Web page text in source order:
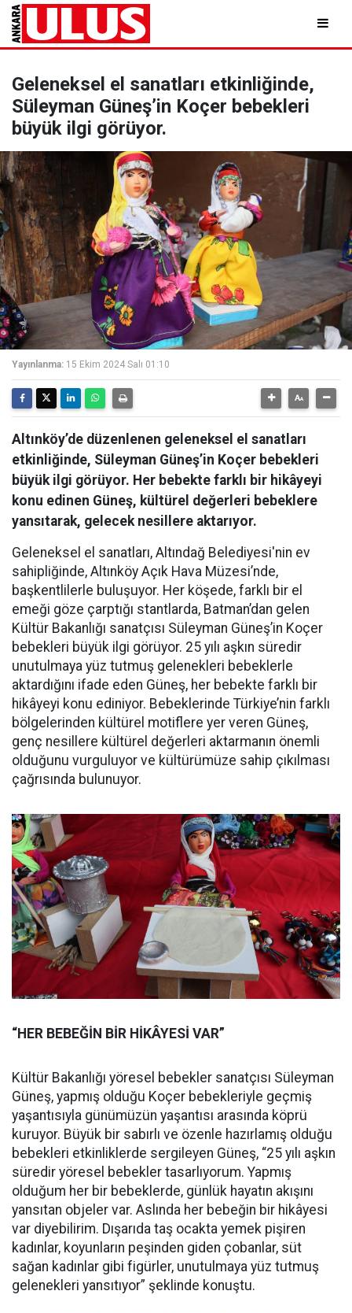
Geleneksel el sanatları etkinliğinde,
Süleyman Güneş’in Koçer bebekleri
büyük ilgi görüyor.
Yayınlanma: 15 Ekim 2024 Salı 01:10
Altınköy’de düzenlenen geleneksel el sanatları
etkinliğinde, Süleyman Güneş’in Koçer bebekleri
büyük ilgi görüyor. Her bebekte farklı bir hikâyeyi
konu edinen Güneş, kültürel değerleri bebeklere
yansıtarak, gelecek nesillere aktarıyor.
Geleneksel el sanatları, Altındağ Belediyesi'nin ev
sahipliğinde, Altınköy Açık Hava Müzesi’nde,
başkentlilerle buluşuyor. Her köşede, farklı bir el
emeği göze çarptığı stantlarda, Batman’dan gelen
Kültür Bakanlığı sanatçısı Süleyman Güneş’in Koçer
bebekleri büyük ilgi görüyor. 25 yılı aşkın süredir
unutulmaya yüz tutmuş gelenekleri bebeklerle
aktardığını ifade eden Güneş, her bebekte farklı bir
hikâyeyi konu ediniyor. Bebeklerinde Türkiye’nin farklı
bölgelerinden kültürel motiflere yer veren Güneş,
genç nesillere kültürel değerleri aktarmanın önemli
olduğunu vurguluyor ve kültürümüze sahip çıkılması
çağrısında bulunuyor.
“HER BEBEĞİN BİR HİKÂYESİ VAR”
Kültür Bakanlığı yöresel bebekler sanatçısı Süleyman
Güneş, yapmış olduğu Koçer bebekleriyle geçmiş
yaşantısıyla günümüzün yaşantısı arasında köprü
kuruyor. Büyük bir sabırlı ve özenle hazırlamış olduğu
bebekleri etkinliklerde sergileyen Güneş, “25 yılı aşkın
süredir yöresel bebekler tasarlıyorum. Yapmış
olduğum her bir bebeklerde, günlük hayatın akışını
yansıtan objeler var. Aslında her bebeğin bir hikâyesi
var diyebilirim. Dışarıda taş ocakta yemek pişiren
kadınlar, koyunların peşinden giden çobanlar, süt
sağan kadınlar gibi figürler, unutulmaya yüz tutmuş
gelenekleri yansıtıyor” şeklinde konuştu.